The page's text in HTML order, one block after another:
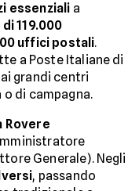
essenziali a
di 119.000
uffici postali.
a Poste Italiane di
grandi centri
di campagna.
Rovere
Generale). Negli
, passando